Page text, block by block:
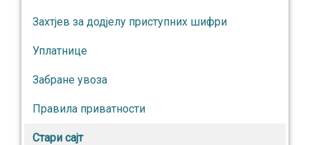
Захтјев за додјелу приступних шифри
Уплатнице
Забране увоза
Правила приватности
Стари сајт